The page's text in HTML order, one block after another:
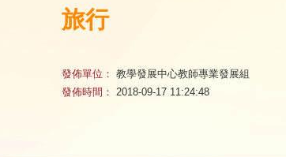
旅行
發佈單位： 教學發展中心教師專業發展組
發佈時間： 2018-09-17 11:24:48